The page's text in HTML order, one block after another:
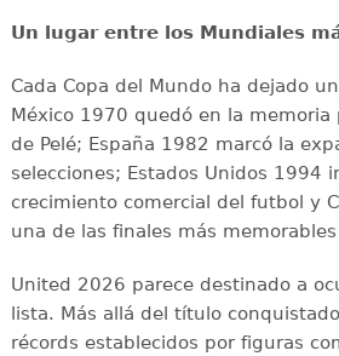
Un lugar entre los Mundiales
Cada Copa del Mundo ha dejado
México 1970 quedó en la memoria
de Pelé; España 1982 marcó la
selecciones; Estados Unidos 1994
crecimiento comercial del futbol y
una de las finales más
United 2026 parece destinado a
lista. Más allá del título
récords establecidos por figuras